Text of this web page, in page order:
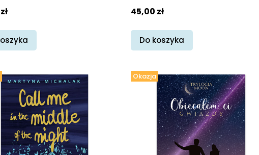
ze spektrum autyzmu
uczniów ze spektrum autyzmu
Cena
45,00 zł
Do koszyka
Okazja